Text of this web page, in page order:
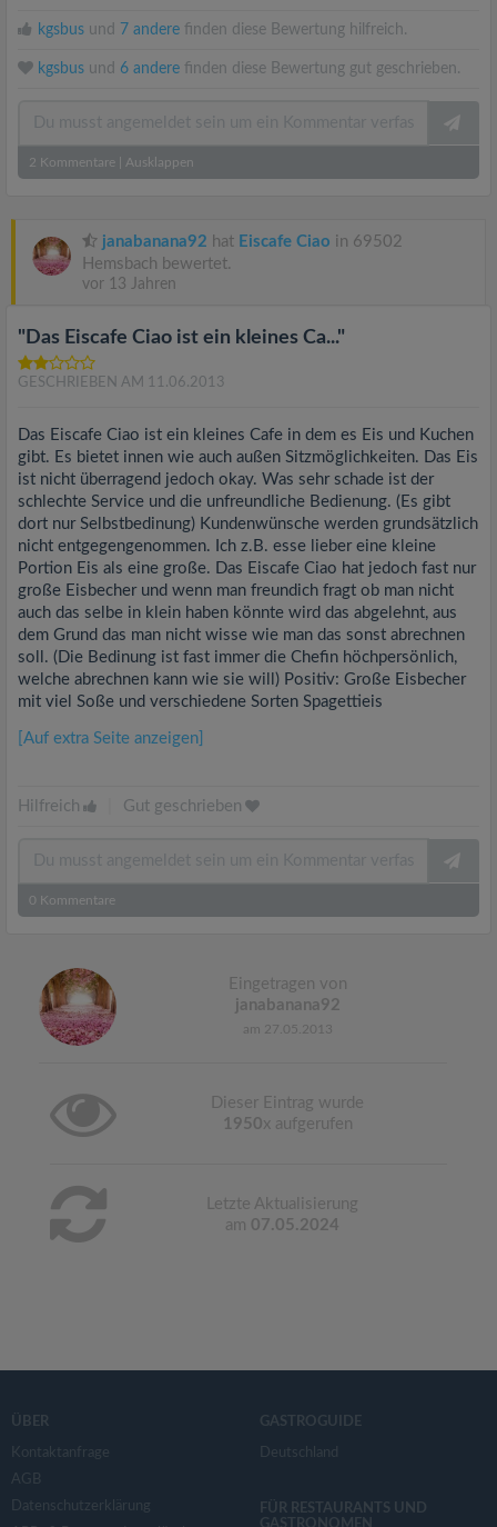
kgsbus und 7 andere finden diese Bewertung hilfreich.
kgsbus und 6 andere finden diese Bewertung gut geschrieben.
2 Kommentare Ausklappen
janabanana92 hat Eiscafe Ciao in 69502
Hemsbach bewertet.
vor 13 Jahren
"Das Eiscafe Ciao ist ein kleines Ca..."
GESCHRIEBEN AM 11.06.2013
Das Eiscafe Ciao ist ein kleines Cafe in dem es Eis und Kuchen
gibt. Es bietet innen wie auch außen Sitzmöglichkeiten. Das Eis
ist nicht überragend jedoch okay. Was sehr schade ist der
schlechte Service und die unfreundliche Bedienung. (Es gibt
dort nur Selbstbedinung) Kundenwünsche werden grundsätzlich
nicht entgegengenommen. Ich z.B. esse lieber eine kleine
Portion Eis als eine große. Das Eiscafe Ciao hat jedoch fast nur
große Eisbecher und wenn man freundich fragt ob man nicht
auch das selbe in klein haben könnte wird das abgelehnt, aus
dem Grund das man nicht wisse wie man das sonst abrechnen
soll. (Die Bedinung ist fast immer die Chefin höchpersönlich,
welche abrechnen kann wie sie will) Positiv: Große Eisbecher
mit viel Soße und verschiedene Sorten Spagettieis
[Auf extra Seite anzeigen]
Hilfreich Gut geschrieben
0 Kommentare
Eingetragen von
janabanana92
am 27.05.2013
Dieser Eintrag wurde
1950x aufgerufen
Letzte Aktualisierung
am 07.05.2024
ÜBER
Kontaktanfrage
AGB
Datenschutzerklärung
GASTROGUIDE
Deutschland
FÜR RESTAURANTS UND